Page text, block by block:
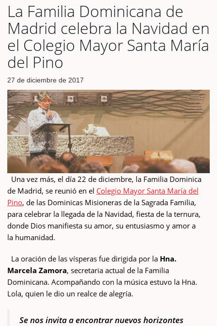
La Familia Dominicana de
Madrid celebra la Navidad en
el Colegio Mayor Santa María
del Pino
27 de diciembre de 2017
Una vez más, el día 22 de diciembre, la Familia Dominica
de Madrid, se reunió en el Colegio Mayor Santa María del
Pino, de las Dominicas Misioneras de la Sagrada Familia,
para celebrar la llegada de la Navidad, fiesta de la ternura,
donde Dios manifiesta su amor, su entusiasmo y amor a
la humanidad.
La oración de las vísperas fue dirigida por la Hna.
Marcela Zamora, secretaria actual de la Familia
Dominicana. Acompañando con la música estuvo la Hna.
Lola, quien le dio un realce de alegría.
Se nos invita a encontrar nuevos horizontes